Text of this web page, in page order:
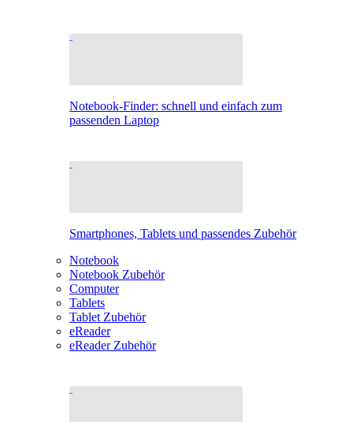
Notebook-Finder: schnell und einfach zum
passenden Laptop
Smartphones, Tablets und passendes Zubehör
Notebook
Notebook Zubehör
Computer
Tablets
Tablet Zubehör
eReader
eReader Zubehör